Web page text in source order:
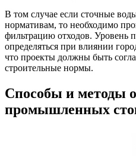
В том случае если сточные
нормативам, то необходимо
фильтрацию отходов. Уровень
определяться при влиянии
что проекты должны быть
строительные нормы.
Способы и методы
промышленных